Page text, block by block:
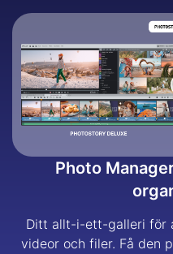
Photo
Ditt allt-i-ett-galleri för
videor och filer. Få den